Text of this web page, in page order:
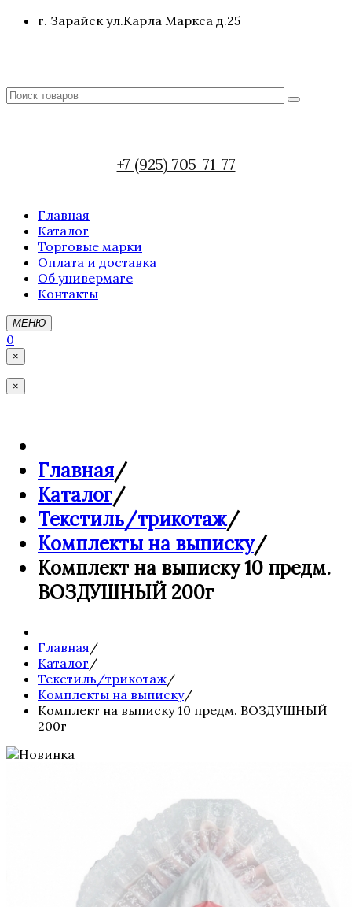
г. Зарайск ул.Карла Маркса д.25
+7 (925) 705-71-77
Главная
Каталог
Торговые марки
Оплата и доставка
Об универмаге
Контакты
МЕНЮ
0
×
×
Главная/
Каталог/
Текстиль/трикотаж/
Комплекты на выписку/
Комплект на выписку 10 предм.
ВОЗДУШНЫЙ 200г
Главная /
Каталог /
Текстиль/трикотаж/
Комплекты на выписку/
Комплект на выписку 10 предм. ВОЗДУШНЫЙ
200г